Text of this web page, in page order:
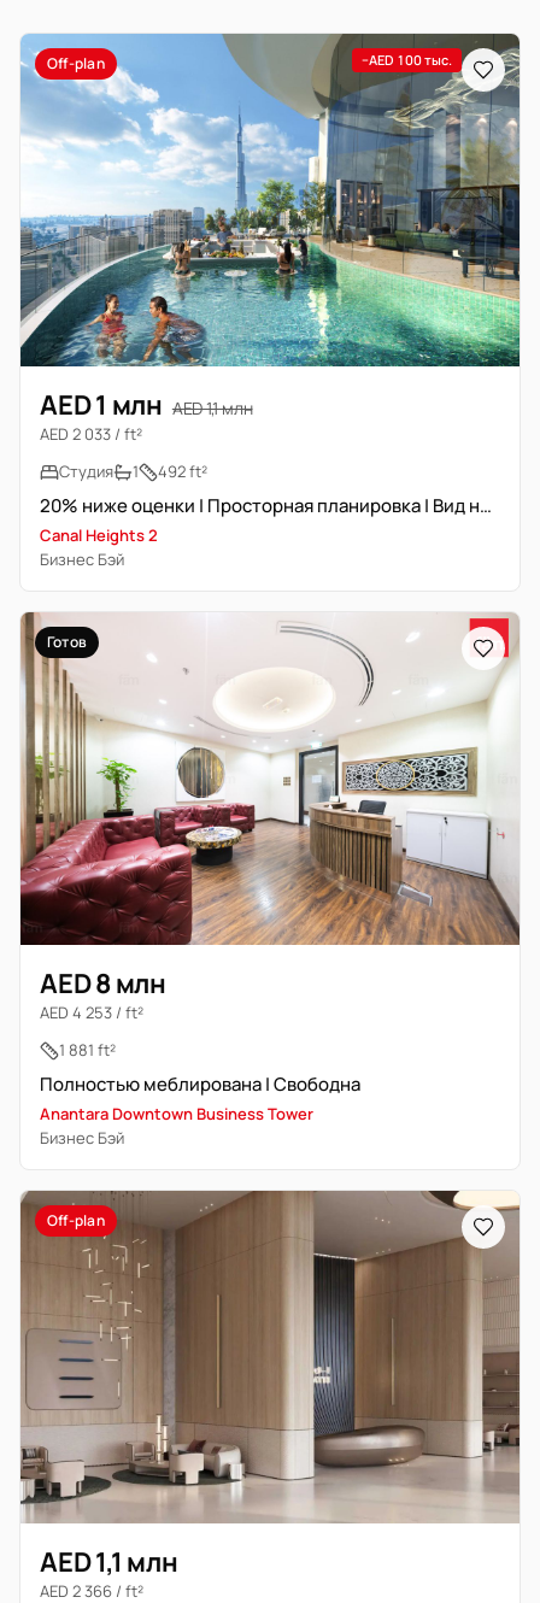
Off-plan −AED 100 тыс.
AED 1 млн AED 1,1 млн
AED 2 033 / ft²
Студия
1 492 ft²
20% ниже оценки | Просторная планировка | Вид на канал
Canal Heights 2
Бизнес Бэй
Готов
AED 8 млн
AED 4 253 / ft²
1 881 ft²
Полностью меблирована | Свободна
Anantara Downtown Business Tower
Бизнес Бэй
Off-plan
AED 1,1 млн
AED 2 366 / ft²